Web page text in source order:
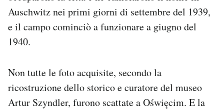
Auschwitz nei primi giorni di settembre del 1939,
e il campo cominciò a funzionare a giugno del
1940.
Non tutte le foto acquisite, secondo la
ricostruzione dello storico e curatore del museo
Artur Szyndler, furono scattate a Oświęcim. E la